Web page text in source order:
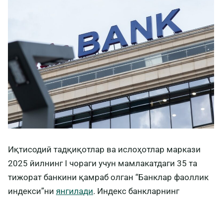
Иқтисодий тадқиқотлар ва ислоҳотлар маркази
2025 йилнинг I чораги учун мамлакатдаги 35 та
тижорат банкини қамраб олган “Банклар фаоллик
индекси”ни янгилади. Индекс банкларнинг